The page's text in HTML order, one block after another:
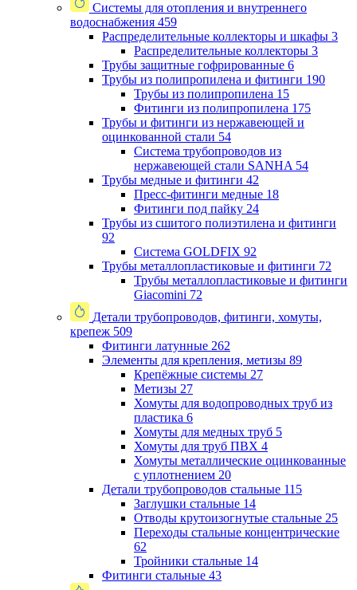
Системы для отопления и внутреннего
водоснабжения 459
Распределительные коллекторы и шкафы 3
Распределительные коллекторы 3
Трубы защитные гофрированные 6
Трубы из полипропилена и фитинги 190
Трубы из полипропилена 15
Фитинги из полипропилена 175
Трубы и фитинги из нержавеющей и
оцинкованной стали 54
Система трубопроводов из
нержавеющей стали SANHA 54
Трубы медные и фитинги 42
Пресс-фитинги медные 18
Фитинги под пайку 24
Трубы из сшитого полиэтилена и фитинги
92
Система GOLDFIX 92
Трубы металлопластиковые и фитинги 72
Трубы металлопластиковые и фитинги
Giacomini 72
Детали трубопроводов, фитинги, хомуты,
крепеж 509
Фитинги латунные 262
Элементы для крепления, метизы 89
Крепёжные системы 27
Метизы 27
Хомуты для водопроводных труб из
пластика 6
Хомуты для медных труб 5
Хомуты для труб ПВХ 4
Хомуты металлические оцинкованные
с уплотнением 20
Детали трубопроводов стальные 115
Заглушки стальные 14
Отводы крутоизогнутые стальные 25
Переходы стальные концентрические
62
Тройники стальные 14
Фитинги стальные 43